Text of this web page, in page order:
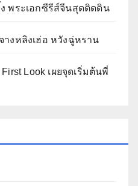
พระเอกซีรีส์จีนสุดติดดิน
างหลิงเฮ่อ หวังฉู่หราน
Look เผยจุดเริ่มต้นพี่